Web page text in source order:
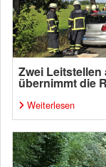
Zwei Leitstellen
übernimmt die
Weiterlesen